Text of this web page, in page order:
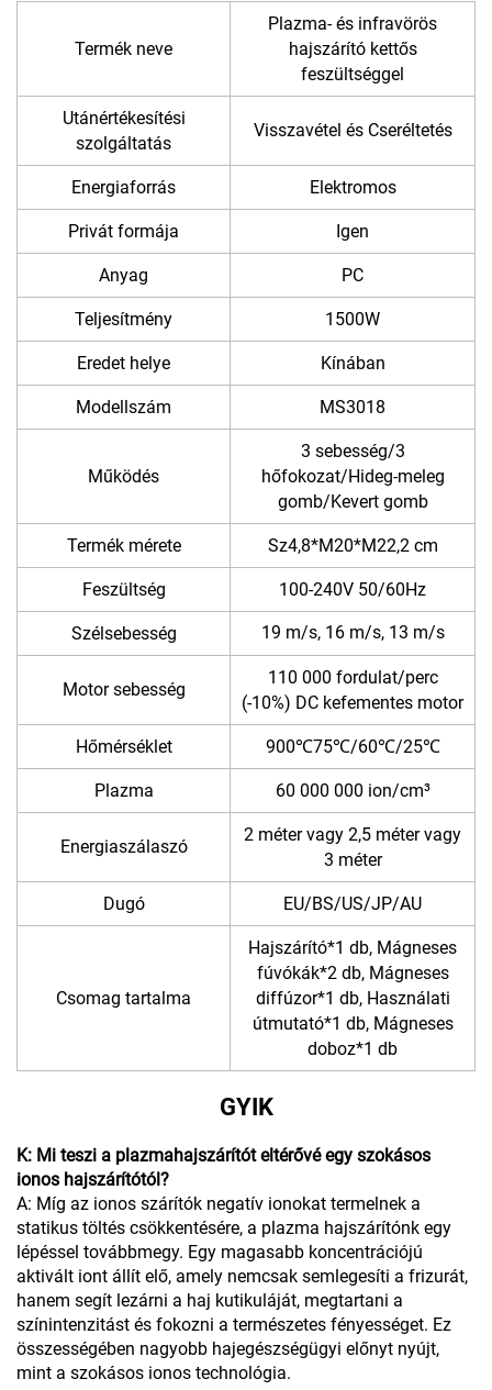
Termék neve
Plazma- és infravörös
hajszárító kettős
feszültséggel
Utánértékesítési
szolgáltatás
Visszavétel és Cseréltetés
Energiaforrás Elektromos
Privát formája Igen
Anyag PC
Teljesítmény 1500W
Eredet helye Kínában
Modellszám MS3018
Működés
3 sebesség/3
hőfokozat/Hideg-meleg
gomb/Kevert gomb
Termék mérete Sz4,8*M20*M22,2 cm
Feszültség 100-240V 50/60Hz
Szélsebesség 19 m/s, 16 m/s, 13 m/s
Motor sebesség
110 000 fordulat/perc
(-10%) DC kefementes motor
Hőmérséklet 900℃75℃/60℃/25℃
Plazma 60 000 000 ion/cm³
Energiaszálaszó
2 méter vagy 2,5 méter vagy
3 méter
Dugó EU/BS/US/JP/AU
Csomag tartalma
Hajszárító*1 db, Mágneses
fúvókák*2 db, Mágneses
diffúzor*1 db, Használati
útmutató*1 db, Mágneses
doboz*1 db
GYIK
K: Mi teszi a plazmahajszárítót eltérővé egy szokásos
ionos hajszárítótól?
A: Míg az ionos szárítók negatív ionokat termelnek a
statikus töltés csökkentésére, a plazma hajszárítónk egy
lépéssel továbbmegy. Egy magasabb koncentrációjú
aktivált iont állít elő, amely nemcsak semlegesíti a frizurát,
hanem segít lezárni a haj kutikuláját, megtartani a
színintenzitást és fokozni a természetes fényességet. Ez
összességében nagyobb hajegészségügyi előnyt nyújt,
mint a szokásos ionos technológia.